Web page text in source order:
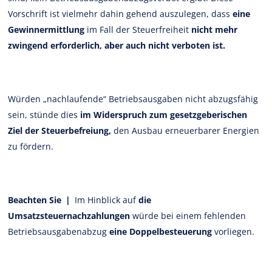
Vorschrift ist vielmehr dahin gehend auszulegen, dasseine
Gewinnermittlung im Fall der Steuerfreiheit nicht mehr
zwingend erforderlich, aber auch nicht verboten ist.
Würden „nachlaufende“ Betriebsausgaben nicht abzugsfähig
sein, stünde dies im Widerspruch zum gesetzgeberischen
Ziel der Steuerbefreiung, den Ausbau erneuerbarer Energien
zu fördern.
Beachten Sie | Im Hinblick aufdie
Umsatzsteuernachzahlungen würde bei einem fehlenden
Betriebsausgabenabzugeine Doppelbesteuerung vorliegen.